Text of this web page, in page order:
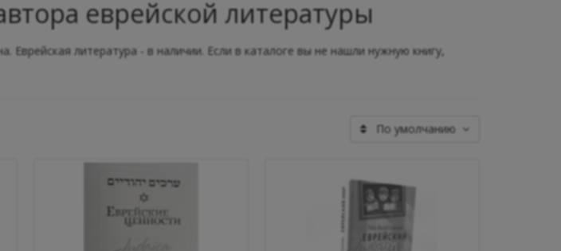
еврейской литературы
Еврейская литература - в наличии. Если в каталоге вы не нашли нужную книгу,
По умолчанию